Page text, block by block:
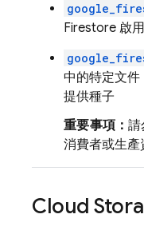
Firestore 啟
中的特定文件
提供種子
重要事項：請
消費者或生產
Cloud